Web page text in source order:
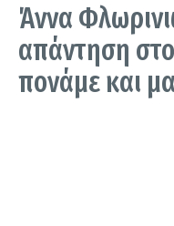
Άννα
απάντηση
πονάμε και